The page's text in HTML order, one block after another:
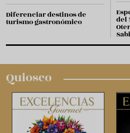
Diferenciar destinos de
turismo gastronómico del
Quiosco